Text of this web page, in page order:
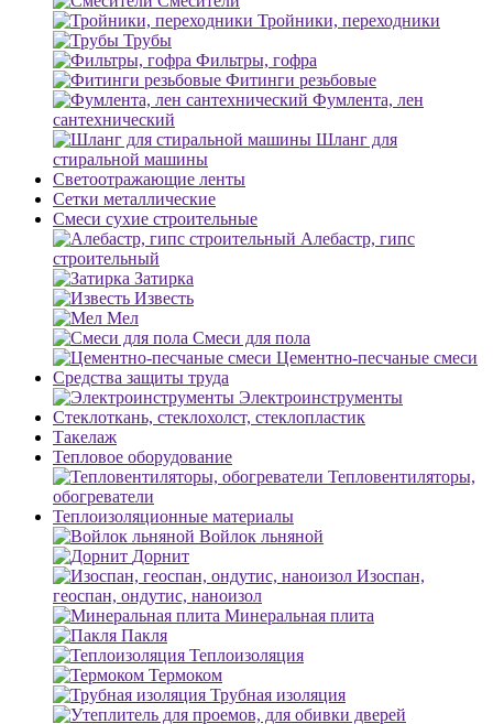
Тройники, переходники
Трубы
Фильтры, гофра
Фитинги резьбовые
Фумлента, лен
сантехнический
Шланг для
стиральной машины
Светоотражающие ленты
Сетки металлические
Смеси сухие строительные
Алебастр, гипс
строительный
Затирка
Известь
Мел
Смеси для пола
Цементно-песчаные смеси
Средства защиты труда
Электроинструменты
Стеклоткань, стеклохолст, стеклопластик
Такелаж
Тепловое оборудование
Тепловентиляторы,
обогреватели
Теплоизоляционные материалы
Войлок льняной
Дорнит
Изоспан,
геоспан, ондутис, наноизол
Минеральная плита
Пакля
Теплоизоляция
Термоком
Трубная изоляция